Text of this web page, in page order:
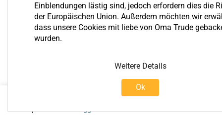
Shop Einloggen
0
Warenkorb Mehr
Einblendungen lästig sind, jedoch erfordern dies die
der Europäischen Union. Außerdem möchten wir
dass unsere Cookies mit liebe von Oma Trude
wurden.
Weitere Details
Ok